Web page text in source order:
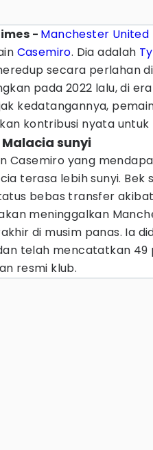
- Manchester United
Casemiro. Dia adalah
secara perlahan
pada 2022 lalu, di
kedatangannya,
kontribusi nyata untuk
Malacia sunyi
Casemiro yang
terasa lebih sunyi. Bek
bebas transfer
meninggalkan
di musim panas. Ia
telah mencatatkan
resmi klub.